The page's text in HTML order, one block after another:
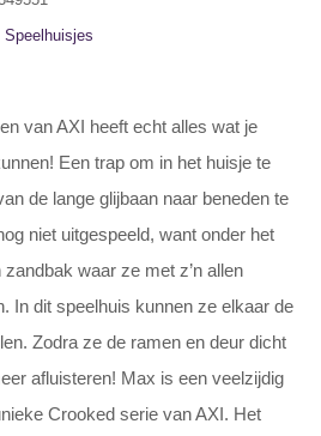
Speelhuisjes
van AXI heeft echt alles wat je
Een trap om in het huisje te
de lange glijbaan naar beneden te
niet uitgespeeld, want onder het
waar ze met z’n allen
In dit speelhuis kunnen ze elkaar de
Zodra ze de ramen en deur dicht
afluisteren! Max is een veelzijdig
Crooked serie van AXI. Het